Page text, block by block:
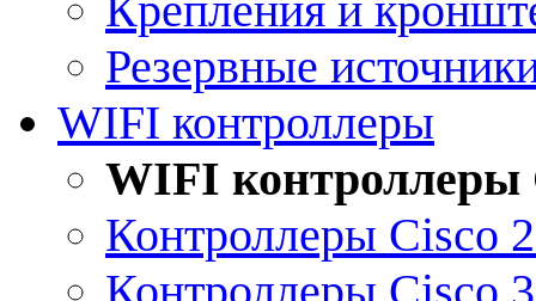
Резервные
WIFI контроллеры
WIFI контроллеры
Контроллеры Cisco